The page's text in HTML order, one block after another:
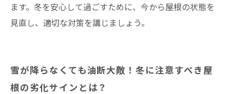
ます。冬を安心して過ごすために、今から屋根の状態を
見直し、適切な対策を講じましょう。
雪が降らなくても油断大敵！冬に注意すべき屋
根の劣化サインとは？